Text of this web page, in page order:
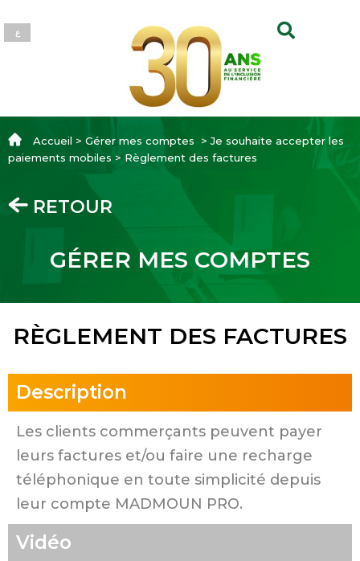
ع
Accueil > Gérer mes comptes > Je souhaite accepter les
paiements mobiles > Règlement des factures
RETOUR
GÉRER MES COMPTES
RÈGLEMENT DES FACTURES
Description
Les clients commerçants peuvent payer
leurs factures et/ou faire une recharge
téléphonique en toute simplicité depuis
leur compte MADMOUN PRO.
Vidéo